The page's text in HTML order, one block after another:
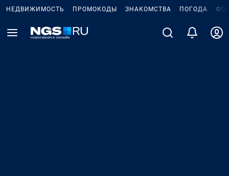
НЕДВИЖИМОСТЬ ПРОМОКОДЫ ЗНАКОМСТВА ПОГОДА